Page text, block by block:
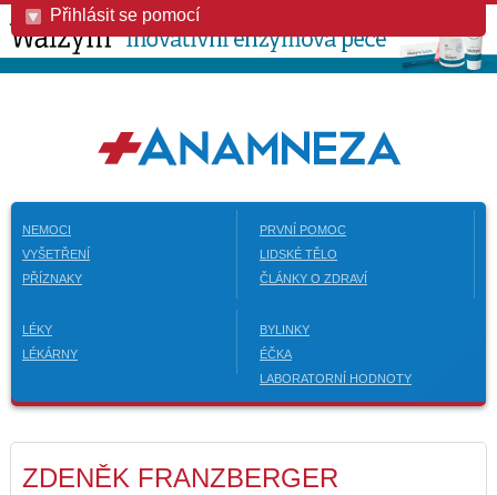
Přihlásit se pomocí
NEMOCI
VYŠETŘENÍ
PŘÍZNAKY
PRVNÍ POMOC
LIDSKÉ TĚLO
ČLÁNKY O ZDRAVÍ
LÉKY
LÉKÁRNY
BYLINKY
ÉČKA
LABORATORNÍ HODNOTY
ZDENĚK FRANZBERGER